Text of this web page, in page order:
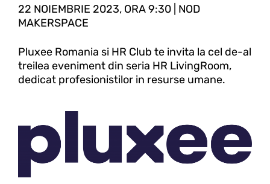
22 NOIEMBRIE 2023, ORA 9:30 | NOD
MAKERSPACE
Pluxee Romania si HR Club te invita la cel de-al
treilea eveniment din seria HR LivingRoom,
dedicat profesionistilor in resurse umane.